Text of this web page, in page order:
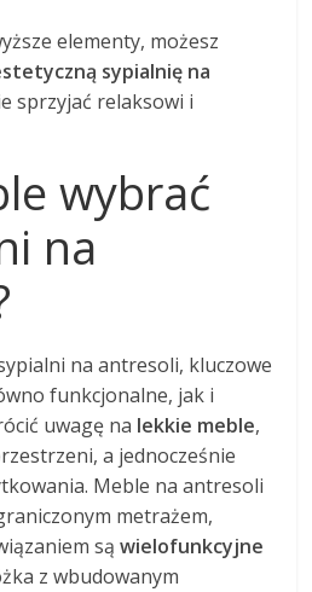
elementy, możesz
sypialnię na
sprzyjać relaksowi i
wybrać
na
na antresoli, kluczowe
funkcjonalne, jak i
uwagę na lekkie meble,
a jednocześnie
Meble na antresoli
metrażem,
sąwielofunkcyjne
z wbudowanym